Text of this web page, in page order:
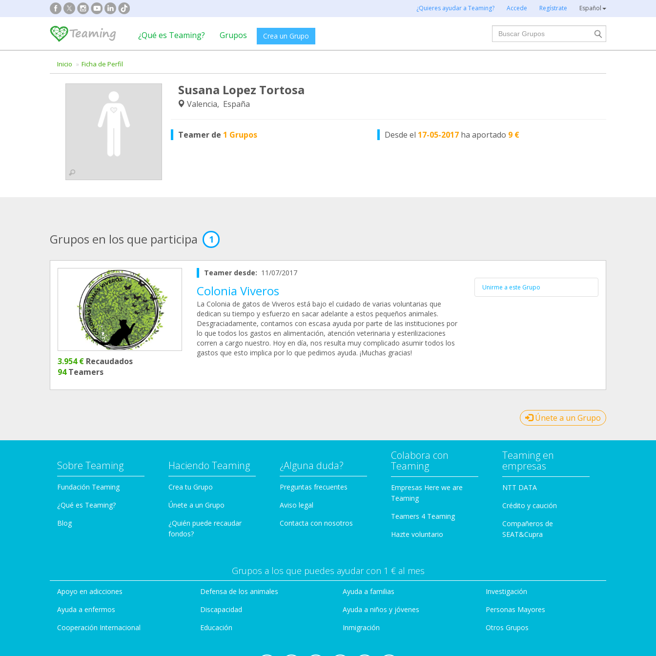
¿Quieres ayudar a Teaming? Accede Regístrate Español
¿Qué es Teaming? Grupos Crea un Grupo
Buscar
Inicio Ficha de Perfil
Susana Lopez Tortosa
Valencia, España
Teamer de 1 Grupos Desde el 17-05-2017 ha aportado 9 €
Grupos en los que participa 1
3.954 € Recaudados
94Teamers
Teamer desde: 11/07/2017
Colonia Viveros
La Colonia de gatos de Viveros está bajo el cuidado de varias voluntarias que
dedican su tiempo y esfuerzo en sacar adelante a estos pequeños animales.
Desgraciadamente, contamos con escasa ayuda por parte de las instituciones por
lo que todos los gastos en alimentación, atención veterinaria y esterilizaciones
corren a cargo nuestro. Hoy en día, nos resulta muy complicado asumir todos los
gastos que esto implica por lo que pedimos ayuda. ¡Muchas gracias!
Unirme a este Grupo
Únete a un Grupo
Sobre Teaming
Fundación Teaming
¿Qué es Teaming?
Blog
Haciendo Teaming
Crea tu Grupo
Únete a un Grupo
¿Quién puede recaudar
fondos?
¿Alguna duda?
Preguntas frecuentes
Aviso legal
Contacta con nosotros
Colabora con
Teaming
Empresas Here we are
Teaming
Teamers 4 Teaming
Hazte voluntario
Teaming en
empresas
NTT DATA
Crédito y caución
Compañeros de
SEAT&Cupra
Grupos a los que puedes ayudar con 1 € al mes
Apoyo en adicciones
Ayuda a enfermos
Cooperación Internacional
Defensa de los animales
Discapacidad
Educación
Ayuda a familias
Ayuda a niños y jóvenes
Inmigración
Investigación
Personas Mayores
Otros Grupos